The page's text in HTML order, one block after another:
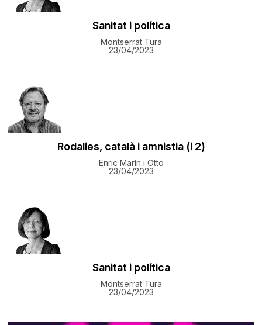
Sanitat i política
Montserrat Tura
23/04/2023
Rodalies, català i amnistia (i 2)
Enric Marín i Otto
23/04/2023
Sanitat i política
Montserrat Tura
23/04/2023